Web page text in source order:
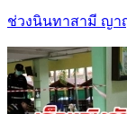
ช่วงนินทาสามี ญา